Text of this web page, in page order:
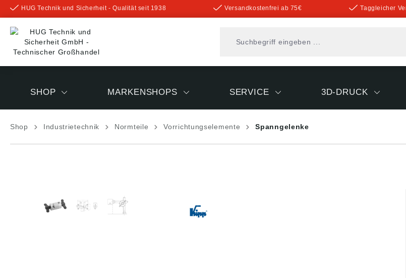
springen
HUG Technik und Sicherheit - Qualität seit 1938 Versandkostenfrei ab 75€ Taggleicher
SHOP MARKENSHOPS SERVICE 3D-DRUCK
Shop Industrietechnik Normteile Vorrichtungselemente Spanngelenke